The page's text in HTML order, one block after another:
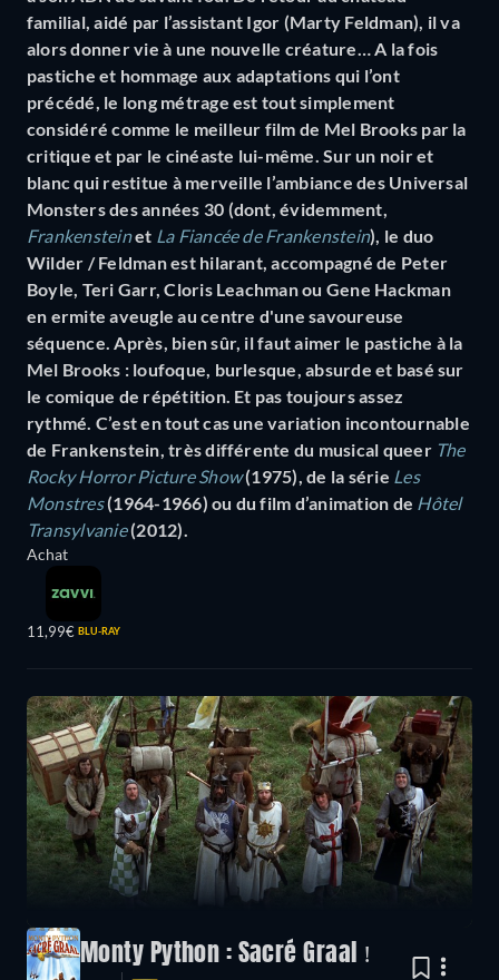
familial, aidé par l’assistant Igor (Marty Feldman), il va
alors donner vie à une nouvelle créature… A la fois
pastiche et hommage aux adaptations qui l’ont
précédé, le long métrage est tout simplement
considéré comme le meilleur film de Mel Brooks par la
critique et par le cinéaste lui-même. Sur un noir et
blanc qui restitue à merveille l’ambiance des Universal
Monsters des années 30 (dont, évidemment,
Frankensteinet La Fiancée de Frankenstein), le duo
Wilder / Feldman est hilarant, accompagné de Peter
Boyle, Teri Garr, Cloris Leachman ou Gene Hackman
en ermite aveugle au centre d'une savoureuse
séquence. Après, bien sûr, il faut aimer le pastiche à la
Mel Brooks : loufoque, burlesque, absurde et basé sur
le comique de répétition. Et pas toujours assez
rythmé. C’est en tout cas une variation incontournable
de Frankenstein, très différente du musical queer The
Rocky Horror Picture Show(1975), de la série Les
Monstres(1964-1966) ou du film d’animation de Hôtel
Transylvanie(2012).
Achat
11,99€ BLU-RAY
Monty Python : Sacré Graal !